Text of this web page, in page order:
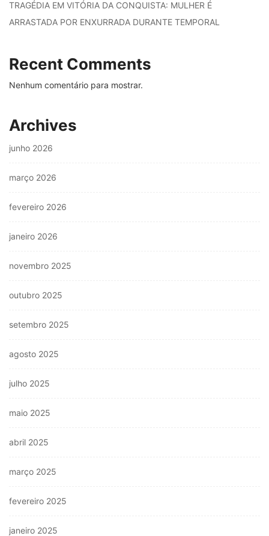
TRAGÉDIA EM VITÓRIA DA CONQUISTA: MULHER É
ARRASTADA POR ENXURRADA DURANTE TEMPORAL
Recent Comments
Nenhum comentário para mostrar.
Archives
junho 2026
março 2026
fevereiro 2026
janeiro 2026
novembro 2025
outubro 2025
setembro 2025
agosto 2025
julho 2025
maio 2025
abril 2025
março 2025
fevereiro 2025
janeiro 2025